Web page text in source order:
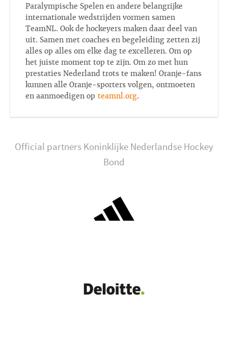
Paralympische Spelen en andere belangrijke
internationale wedstrijden vormen samen
TeamNL. Ook de hockeyers maken daar deel van
uit. Samen met coaches en begeleiding zetten zij
alles op alles om elke dag te excelleren. Om op
het juiste moment top te zijn. Om zo met hun
prestaties Nederland trots te maken! Oranje-fans
kunnen alle Oranje-sporters volgen, ontmoeten
en aanmoedigen op teamnl.org.
Official partners Koninklijke Nederlandse Hockey
Bond